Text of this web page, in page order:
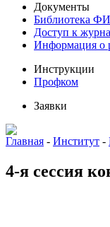
Документы
Библиотека
Доступ к
Информация о
Инструкции
Профком
Заявки
Главная - Институт -
4-я сессия